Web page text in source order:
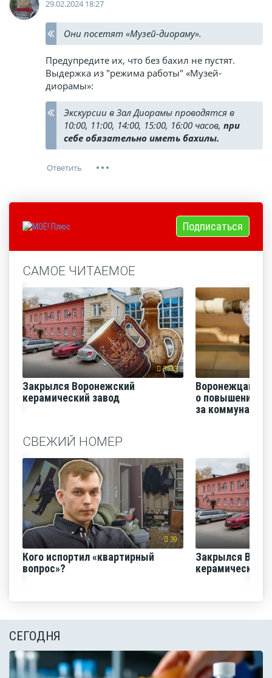
29.02.2024 18:27
Они посетят «Музей-диораму».
Предупредите их, что без бахил не пустят.
Выдержка из "режима работы" «Музей-
диорамы»:
Экскурсии в Зал Диорамы проводятся в
10:00, 11:00, 14:00, 15:00, 16:00 часов, при
себе обязательно иметь бахилы.
Подписаться
САМОЕ ЧИТАЕМОЕ
3533
Закрылся Воронежский
керамический завод
Воронежцам
о повышении
за
СВЕЖИЙ НОМЕР
39
Кого испортил «квартирный
вопрос»?
Закрылся
керамический
СЕГОДНЯ